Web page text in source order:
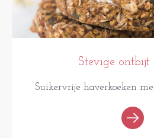
Stevige ontbijt
Suikervrije haverkoeken